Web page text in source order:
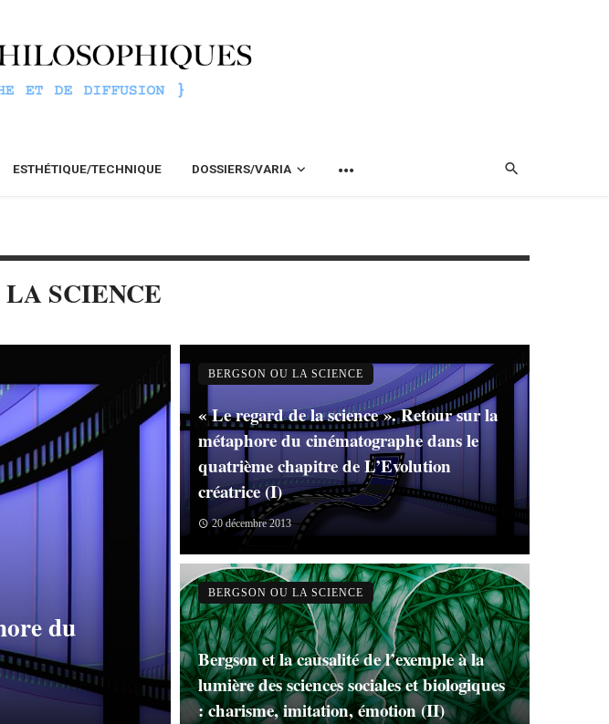
ESTHÉTIQUE/TECHNIQUE DOSSIERS/VARIA
SCIENCE
du
« Le regard de la science ». Retour sur la
métaphore du cinématographe dans le
quatrième chapitre de L’Evolution
créatrice (I)
20 décembre 2013
BERGSON OU LA SCIENCE
Bergson et la causalité de l’exemple à la
lumière des sciences sociales et biologiques
: charisme, imitation, émotion (II)
BERGSON OU LA SCIENCE